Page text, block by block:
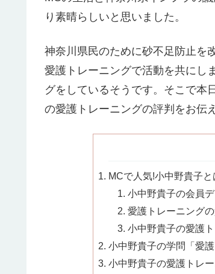
り素晴らしいと思いました。
神奈川県民のために砂不足防止を
愛護トレーニングで活動を共にし
グをしているそうです。そこで本
の愛護トレーニングの評判をお伝
MCで人気!小中野貴子
小中野貴子の会員
愛護トレーニング
小中野貴子の愛護
小中野貴子の学問「愛
小中野貴子の愛護トレ